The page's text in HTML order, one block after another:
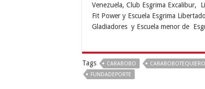
Venezuela, Club Esgrima Excalibur,
Fit Power y Escuela Esgrima
Gladiadores y Escuela menor de
Tags CARABOBO CARABOBOTEQUIERO
FUNDADEPORTE